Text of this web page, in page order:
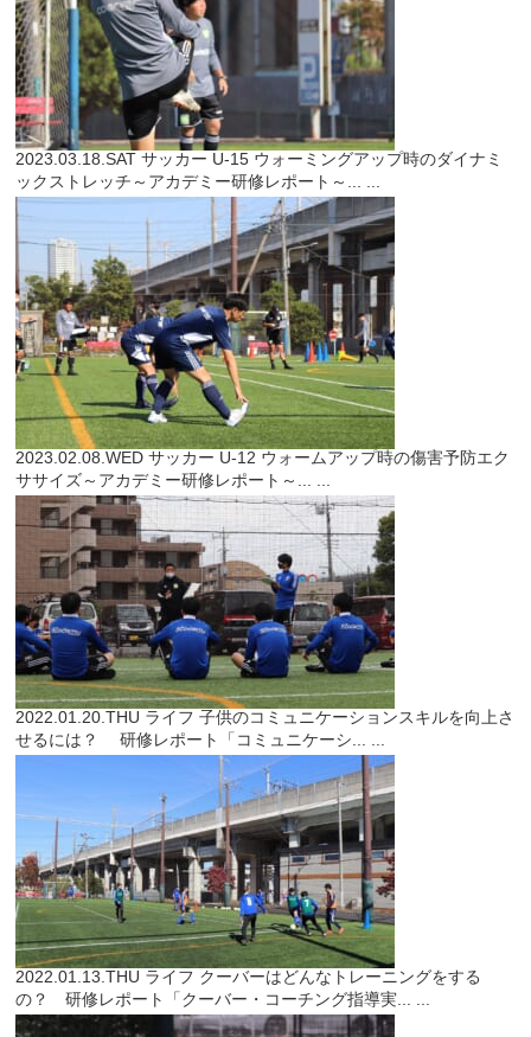
2023.03.18.SAT サッカー U-15 ウォーミングアップ時のダイナミ
ックストレッチ～アカデミー研修レポート～... ...
2023.02.08.WED サッカー U-12 ウォームアップ時の傷害予防エク
ササイズ～アカデミー研修レポート～... ...
2022.01.20.THU ライフ 子供のコミュニケーションスキルを向上さ
せるには？ 研修レポート「コミュニケーシ... ...
2022.01.13.THU ライフ クーバーはどんなトレーニングをする
の？ 研修レポート「クーバー・コーチング指導実... ...